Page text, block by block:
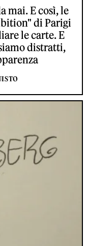
mai. E così, le
di Parigi
le carte. E
distratti,